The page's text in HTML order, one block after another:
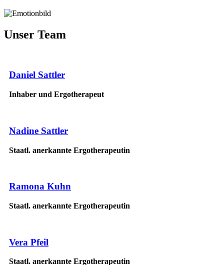
Unser Team
Daniel Sattler
Inhaber und Ergotherapeut
Nadine Sattler
Staatl. anerkannte Ergotherapeutin
Ramona Kuhn
Staatl. anerkannte Ergotherapeutin
Vera Pfeil
Staatl. anerkannte Ergotherapeutin